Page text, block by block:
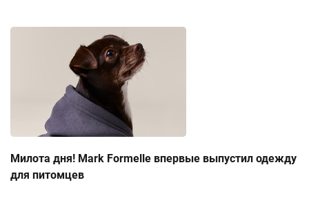
Милота дня! Mark Formelle впервые выпустил одежду
для питомцев